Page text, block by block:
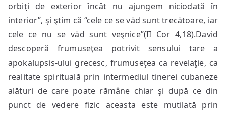
orbiţi de exterior încât nu ajungem niciodată în
interior”, şi ştim că “cele ce se văd sunt trecătoare, iar
cele ce nu se văd sunt veşnice”(II Cor 4,18).David
descoperă frumuseţea potrivit sensului tare a
apokalupsis-ului grecesc, frumuseţea ca revelaţie, ca
realitate spirituală prin intermediul tinerei cubaneze
alături de care poate rămâne chiar şi după ce din
punct de vedere fizic aceasta este mutilată prin